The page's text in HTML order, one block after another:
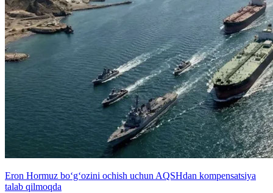
Eron Hormuz bo‘g‘ozini ochish uchun AQSHdan kompensatsiya
talab qilmoqda